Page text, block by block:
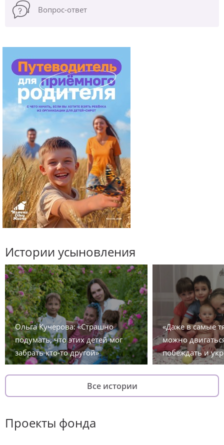
Вопрос-ответ
Истории усыновления
Ольга Кучерова: «Страшно
подумать, что этих детей мог
забрать кто-то другой»
«Даже в самые
можно
побеждать и
Все истории
Проекты фонда